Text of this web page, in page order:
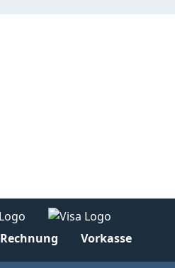
Rechnung Vorkasse